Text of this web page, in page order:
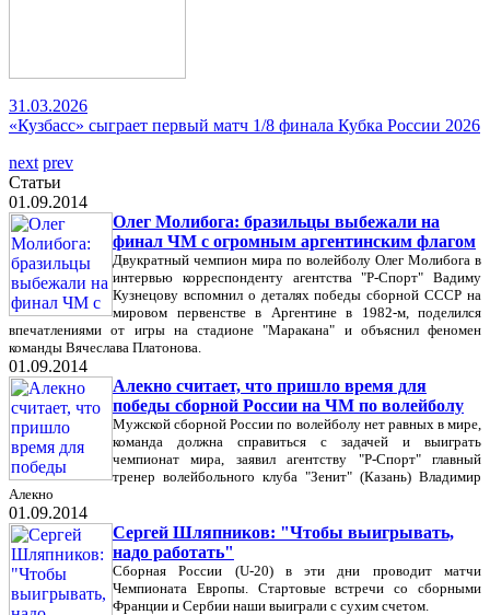
31.03.2026
«Кузбасс» сыграет первый матч 1/8 финала Кубка России 2026
next prev
Статьи
01.09.2014
Олег Молибога: бразильцы выбежали на
финал ЧМ с огромным аргентинским флагом
Двукратный чемпион мира по волейболу Олег Молибога в
интервью корреспонденту агентства "Р-Спорт" Вадиму
Кузнецову вспомнил о деталях победы сборной СССР на
мировом первенстве в Аргентине в 1982-м, поделился
впечатлениями от игры на стадионе "Маракана" и объяснил феномен
команды Вячеслава Платонова.
01.09.2014
Алекно считает, что пришло время для
победы сборной России на ЧМ по волейболу
Мужской сборной России по волейболу нет равных в мире,
команда должна справиться с задачей и выиграть
чемпионат мира, заявил агентству "Р-Спорт" главный
тренер волейбольного клуба "Зенит" (Казань) Владимир
Алекно
01.09.2014
Сергей Шляпников: "Чтобы выигрывать,
надо работать"
Сборная России (U-20) в эти дни проводит матчи
Чемпионата Европы. Стартовые встречи со сборными
Франции и Сербии наши выиграли с сухим счетом.